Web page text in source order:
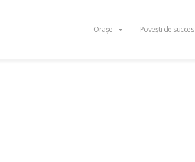
Orașe Povești de succes